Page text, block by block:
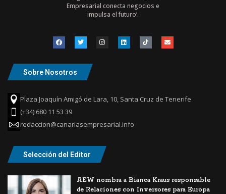
Empresarial conecta negocios e
impulsa el futuro’.
Sobre Nosotros
Plaza Joaquín Amigó de Lara, 10, Santa Cruz de Tenerife
(+34) 680 11 53 39
redaccion@canariasempresarial.info
Selección del Editor
AEW nombra a Bianca Kraus responsable
de Relaciones con Inversores para Europa